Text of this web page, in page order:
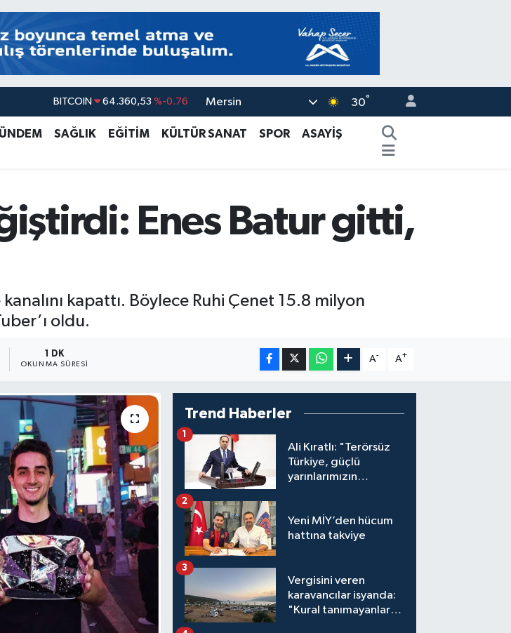
DOLAR 47,7069 %0.17
EURO 55,0265 %0.01
BİST100
BITCOIN 64.360,53 %-0.76
Mersin 30°
SAĞLIK EĞİTİM KÜLTÜR SANAT SPOR
ASAYİŞ
Enes Batur gitti,
kapattı. Böylece Ruhi Çenet 15.8 milyon
oldu.
1 DK
OKUNMA SÜRESI
A- A+
Trend Haberler
Ali Kıratlı: "Terörsüz
Türkiye, güçlü
yarınlarımızın
1
Yeni MİY’den hücum
hattına takviye
2
Vergisini veren
karavancılar isyanda:
"Kural tanımayanlar
3